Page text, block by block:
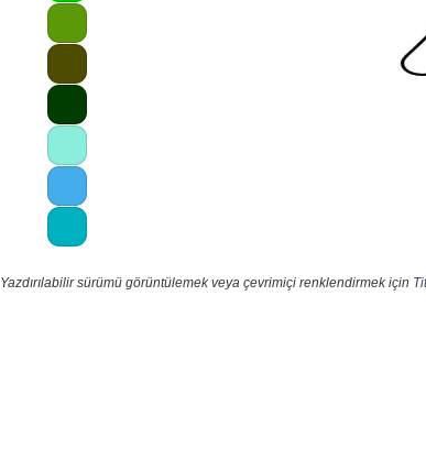
Yazdırılabilir sürümü görüntülemek veya çevrimiçi renklendirmek için